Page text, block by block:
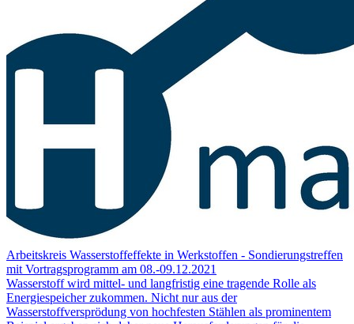
Arbeitskreis Wasserstoffeffekte in Werkstoffen - Sondierungstreffen
mit Vortragsprogramm am 08.-09.12.2021
Wasserstoff wird mittel- und langfristig eine tragende Rolle als
Energiespeicher zukommen. Nicht nur aus der
Wasserstoffversprödung von hochfesten Stählen als prominentem